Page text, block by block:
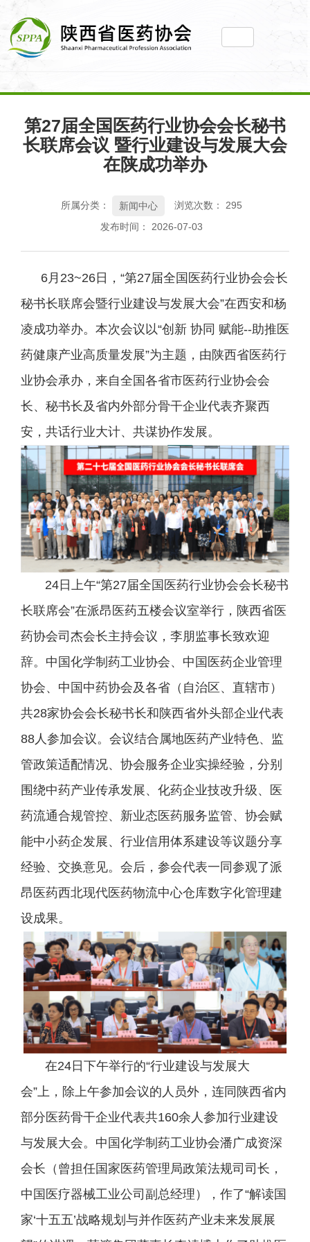
您当前所在位置： 主页>新闻动态 新闻中心 >
第27届全国医药行
业协会会长秘书长联席会议 暨行业建设与发展大会在陕成功举办
第27届全国医药行业协会会长秘书
长联席会议 暨行业建设与发展大会
在陕成功举办
所属分类： 新闻中心 浏览次数： 295
发布时间： 2026-07-03
6月23~26日，“第27届全国医药行业协会会长
秘书长联席会暨行业建设与发展大会”在西安和杨
凌成功举办。本次会议以“创新 协同 赋能--助推医
药健康产业高质量发展”为主题，由陕西省医药行
业协会承办，来自全国各省市医药行业协会会
长、秘书长及省内外部分骨干企业代表齐聚西
安，共话行业大计、共谋协作发展。
24日上午“第27届全国医药行业协会会长秘书
长联席会”在派昂医药五楼会议室举行，陕西省医
药协会司杰会长主持会议，李朋监事长致欢迎
辞。中国化学制药工业协会、中国医药企业管理
协会、中国中药协会及各省（自治区、直辖市）
共28家协会会长秘书长和陕西省外头部企业代表
88人参加会议。会议结合属地医药产业特色、监
管政策适配情况、协会服务企业实操经验，分别
围绕中药产业传承发展、化药企业技改升级、医
药流通合规管控、新业态医药服务监管、协会赋
能中小药企发展、行业信用体系建设等议题分享
经验、交换意见。会后，参会代表一同参观了派
昂医药西北现代医药物流中心仓库数字化管理建
设成果。
在24日下午举行的“行业建设与发展大
会”上，除上午参加会议的人员外，连同陕西省内
部分医药骨干企业代表共160余人参加行业建设
与发展大会。中国化学制药工业协会潘广成资深
会长（曾担任国家医药管理局政策法规司司长，
中国医疗器械工业公司副总经理），作了“解读国
家‘十五五’战略规划与并作医药产业未来发展展